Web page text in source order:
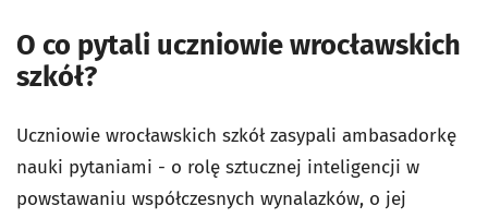
O co pytali uczniowie wrocławskich
szkół?
Uczniowie wrocławskich szkół zasypali ambasadorkę
nauki pytaniami - o rolę sztucznej inteligencji w
powstawaniu współczesnych wynalazków, o jej